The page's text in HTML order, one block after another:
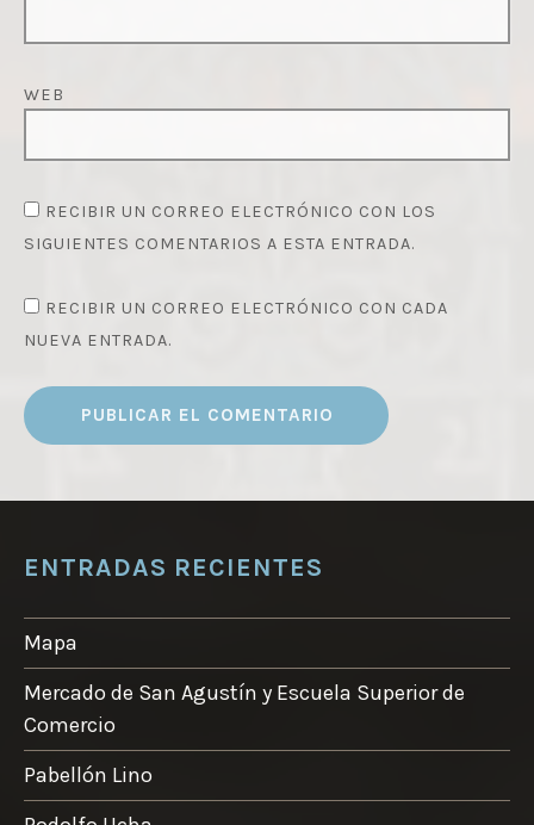
WEB
RECIBIR UN CORREO ELECTRÓNICO CON LOS
SIGUIENTES COMENTARIOS A ESTA ENTRADA.
RECIBIR UN CORREO ELECTRÓNICO CON CADA
NUEVA ENTRADA.
ENTRADAS RECIENTES
Mapa
Mercado de San Agustín y Escuela Superior de
Comercio
Pabellón Lino